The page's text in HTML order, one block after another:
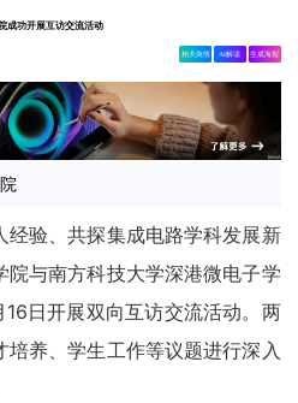
成功开展互访交流活动
相关舆情 AI解读 生成海报
经验、共探集成电路学科发展新
院与南方科技大学深港微电子学
日开展双向互访交流活动。两
养、学生工作等议题进行深入